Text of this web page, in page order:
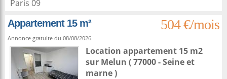
Paris 09
Appartement 15 m²
504 €/mois
Annonce gratuite du 08/08/2026.
Location appartement 15 m2
sur Melun ( 77000 - Seine et
marne )